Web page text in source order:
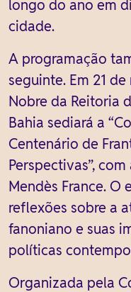
longo do ano em
cidade.
A programação
seguinte. Em 21
Nobre da Reitoria
Bahia sediará a
Centenário de
Perspectivas”,
Mendès France.
reflexões sobre a
fanoniano e suas
políticas
Organizada pela